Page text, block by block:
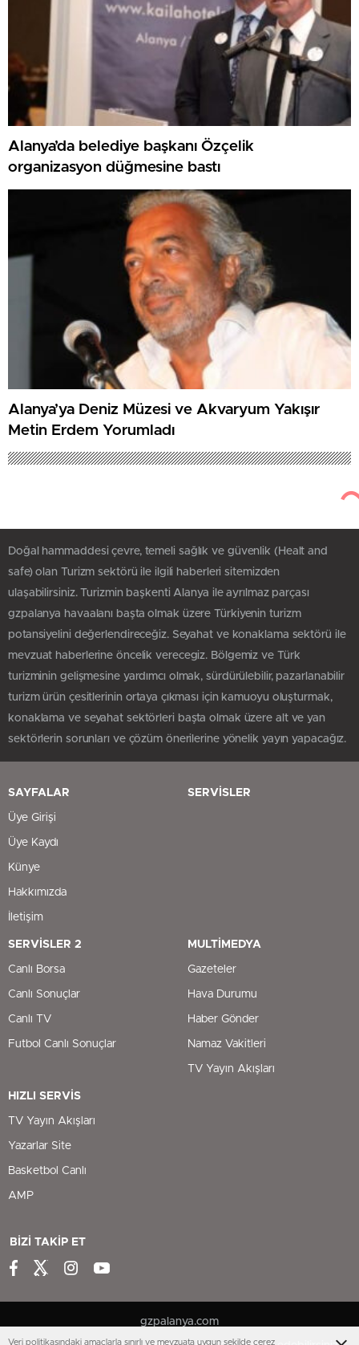
Alanya’da belediye başkanı Özçelik
organizasyon düğmesine bastı
Alanya’ya Deniz Müzesi ve Akvaryum Yakışır
Metin Erdem Yorumladı
Doğal hammaddesi çevre, temeli sağlık ve güvenlik (Healt and
safe) olan Turizm sektörü ile ilgili haberleri sitemizden
ulaşabilirsiniz. Turizmin başkenti Alanya ile ayrılmaz parçası
gzpalanya havaalanı başta olmak üzere Türkiyenin turizm
potansiyelini değerlendireceğiz. Seyahat ve konaklama sektörü ile
mevzuat haberlerine öncelik verecegiz. Bölgemiz ve Türk
turizminin gelişmesine yardımcı olmak, sürdürülebilir, pazarlanabilir
turizm ürün çesitlerinin ortaya çıkması için kamuoyu oluşturmak,
konaklama ve seyahat sektörleri başta olmak üzere alt ve yan
sektörlerin sorunları ve çözüm önerilerine yönelik yayın yapacağız.
SAYFALAR
Üye Girişi
Üye Kaydı
Künye
Hakkımızda
İletişim
SERVİSLER
SERVİSLER 2
Canlı Borsa
Canlı Sonuçlar
Canlı TV
Futbol Canlı Sonuçlar
MULTİMEDYA
Gazeteler
Hava Durumu
Haber Gönder
Namaz Vakitleri
TV Yayın Akışları
HIZLI SERVİS
TV Yayın Akışları
Yazarlar Site
Basketbol Canlı
AMP
BİZİ TAKİP ET
gzpalanya.com
Veri politikasındaki amaçlarla sınırlı ve mevzuata uygun şekilde çerez